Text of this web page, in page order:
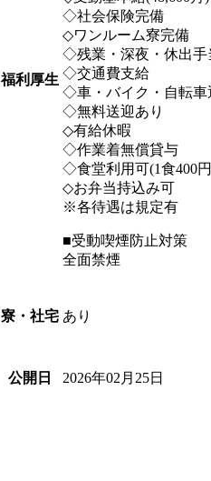
福利厚生
◇社会保険完備
◇ワンルーム寮完備
◇残業・深夜・休出手
◇交通費支給
◇車・バイク・自転車
◇無料送迎あり
◇有給休暇
◇作業着無償貸与
◇食堂利用可(1食400
◇お弁当持込み可
※各待遇は規定有
■受動喫煙防止対策
全面禁煙
寮・社宅 あり
公開日 2026年02月25日